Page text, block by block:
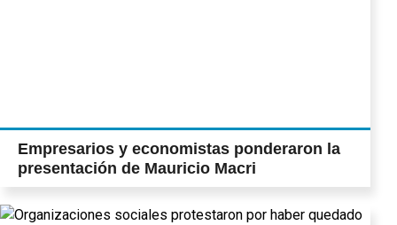
Empresarios y economistas ponderaron la
presentación de Mauricio Macri